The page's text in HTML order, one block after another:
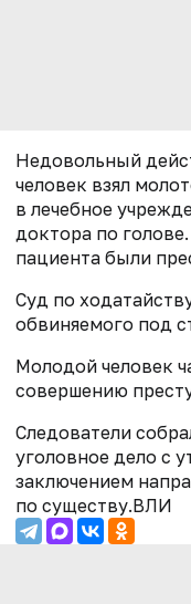
Недовольный
человек взял
в лечебное
доктора по
пациента были
Суд по
обвиняемого под
Молодой человек
совершению
Следователи
уголовное дело с
заключением
по существу.ВЛИ